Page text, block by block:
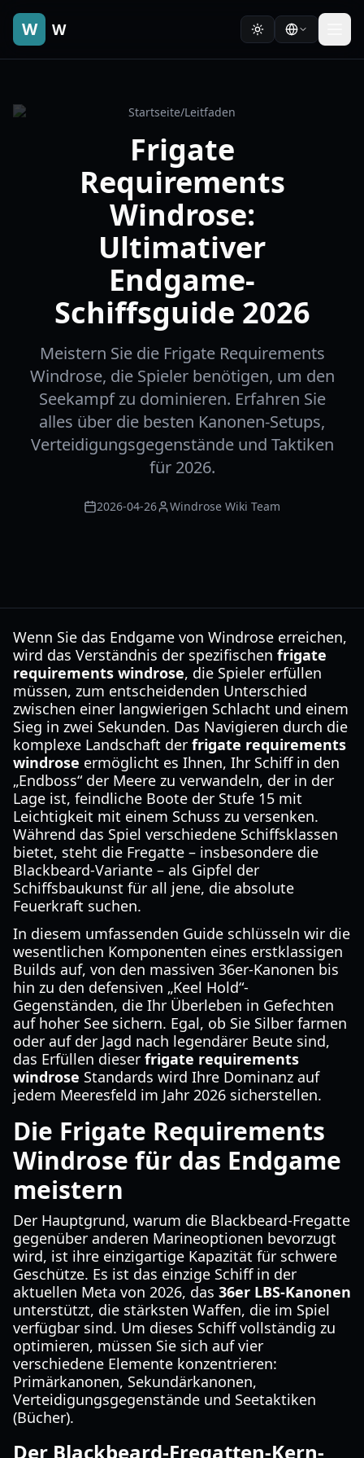
W W
Startseite/Leitfaden
Frigate
Requirements
Windrose:
Ultimativer
Endgame-
Schiffsguide 2026
Meistern Sie die Frigate Requirements
Windrose, die Spieler benötigen, um den
Seekampf zu dominieren. Erfahren Sie
alles über die besten Kanonen-Setups,
Verteidigungsgegenstände und Taktiken
für 2026.
2026-04-26 Windrose Wiki Team
Wenn Sie das Endgame von Windrose erreichen,
wird das Verständnis der spezifischen frigate
requirements windrose, die Spieler erfüllen
müssen, zum entscheidenden Unterschied
zwischen einer langwierigen Schlacht und einem
Sieg in zwei Sekunden. Das Navigieren durch die
komplexe Landschaft der frigate requirements
windrose ermöglicht es Ihnen, Ihr Schiff in den
„Endboss“ der Meere zu verwandeln, der in der
Lage ist, feindliche Boote der Stufe 15 mit
Leichtigkeit mit einem Schuss zu versenken.
Während das Spiel verschiedene Schiffsklassen
bietet, steht die Fregatte – insbesondere die
Blackbeard-Variante – als Gipfel der
Schiffsbaukunst für all jene, die absolute
Feuerkraft suchen.
In diesem umfassenden Guide schlüsseln wir die
wesentlichen Komponenten eines erstklassigen
Builds auf, von den massiven 36er-Kanonen bis
hin zu den defensiven „Keel Hold“-
Gegenständen, die Ihr Überleben in Gefechten
auf hoher See sichern. Egal, ob Sie Silber farmen
oder auf der Jagd nach legendärer Beute sind,
das Erfüllen dieser frigate requirements
windrose Standards wird Ihre Dominanz auf
jedem Meeresfeld im Jahr 2026 sicherstellen.
Die Frigate Requirements
Windrose für das Endgame
meistern
Der Hauptgrund, warum die Blackbeard-Fregatte
gegenüber anderen Marineoptionen bevorzugt
wird, ist ihre einzigartige Kapazität für schwere
Geschütze. Es ist das einzige Schiff in der
aktuellen Meta von 2026, das 36er LBS-Kanonen
unterstützt, die stärksten Waffen, die im Spiel
verfügbar sind. Um dieses Schiff vollständig zu
optimieren, müssen Sie sich auf vier
verschiedene Elemente konzentrieren:
Primärkanonen, Sekundärkanonen,
Verteidigungsgegenstände und Seetaktiken
(Bücher).
Der Blackbeard-Fregatten-Kern-